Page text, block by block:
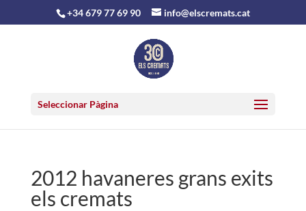
+34 679 77 69 90 info@elscremats.cat
Seleccionar Pàgina
2012 havaneres grans exits
els cremats